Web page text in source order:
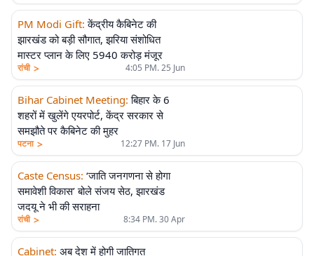
PM Modi Gift: केंद्रीय कैबिनेट की
झारखंड को बड़ी सौगात, झरिया संशोधित
मास्टर प्लान के लिए 5940 करोड़ मंजूर
रांची > 4:05 PM. 25 Jun
Bihar Cabinet Meeting: बिहार के 6
शहरों में खुलेंगे एयरपोर्ट, केंद्र सरकार से
समझौते पर कैबिनेट की मुहर
पटना > 12:27 PM. 17 Jun
Caste Census: ‘जाति जनगणना से होगा
समावेशी विकास’ बोले संजय सेठ, झारखंड
जदयू ने भी की सराहना
रांची > 8:34 PM. 30 Apr
Cabinet: अब देश में होगी जातिगत